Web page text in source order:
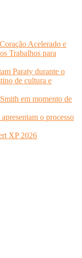
Acelerado e
Trabalhos para
Paraty durante o
de cultura e
em momento de
o processo
XP 2026